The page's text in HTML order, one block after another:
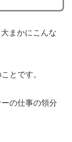
まかにこんな
とです。
の仕事の領分